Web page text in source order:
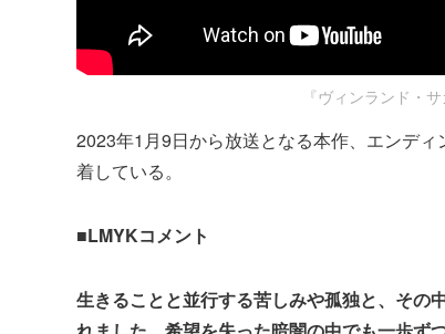
『ヴィンランド・
2023年1 月9日から放送となる本作、 エンディ
着している。
■LMYKコメント
生きることと並行する苦しみや孤独と、その